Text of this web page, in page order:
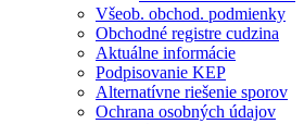
Všeob. obchod. podmienky
Obchodné registre cudzina
Aktuálne informácie
Podpisovanie KEP
Alternatívne riešenie sporov
Ochrana osobných údajov